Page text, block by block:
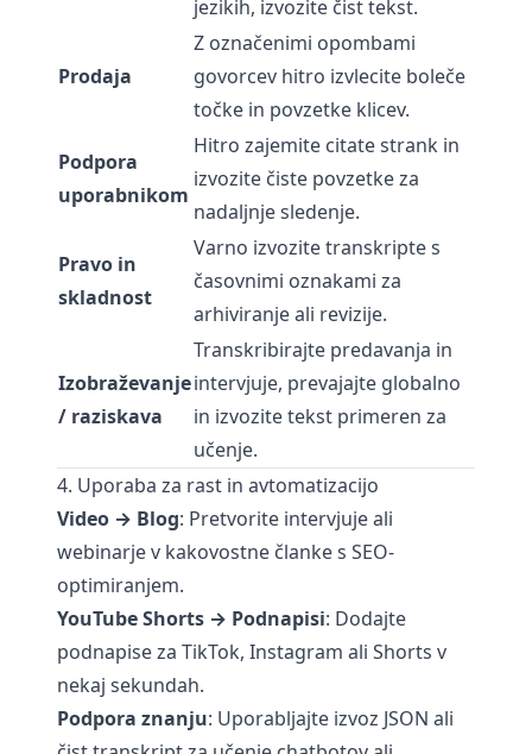
jezikih, izvozite čist tekst.
Prodaja
Z označenimi opombami
govorcev hitro izvlecite boleče
točke in povzetke klicev.
Podpora
uporabnikom
Hitro zajemite citate strank in
izvozite čiste povzetke za
nadaljnje sledenje.
Pravo in
skladnost
Varno izvozite transkripte s
časovnimi oznakami za
arhiviranje ali revizije.
Izobraževanje
/ raziskava
Transkribirajte predavanja in
intervjuje, prevajajte globalno
in izvozite tekst primeren za
učenje.
4. Uporaba za rast in avtomatizacijo
Video → Blog: Pretvorite intervjuje ali
webinarje v kakovostne članke s SEO-
optimiranjem.
YouTube Shorts → Podnapisi: Dodajte
podnapise za TikTok, Instagram ali Shorts v
nekaj sekundah.
Podpora znanju: Uporabljajte izvoz JSON ali